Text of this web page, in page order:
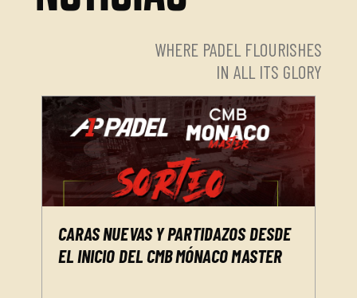
WHERE PADEL FLOURISHES
IN ALL ITS GLORY
CARAS NUEVAS Y PARTIDAZOS DESDE
EL INICIO DEL CMB MÓNACO MASTER